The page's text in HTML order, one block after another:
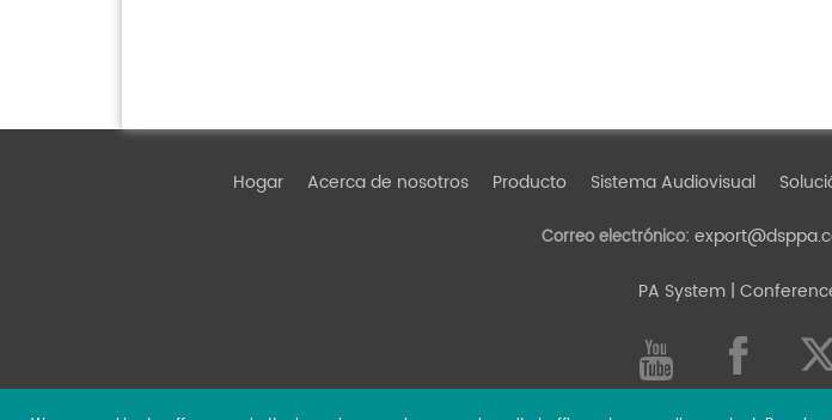
Hogar Acerca de nosotros Producto Sistema Audiovisual
Correo electrónico:
PA System|